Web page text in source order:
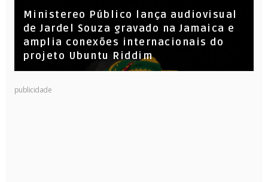
​Ministereo Público lança audiovisual
de Jardel Souza gravado na Jamaica e
amplia conexões internacionais do
projeto Ubuntu Riddim
KL Jay (Racionais MC’s), DJ Raíz e DJ
publicidade